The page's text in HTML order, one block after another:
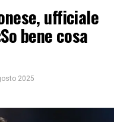
ufficiale
bene cosa
2025